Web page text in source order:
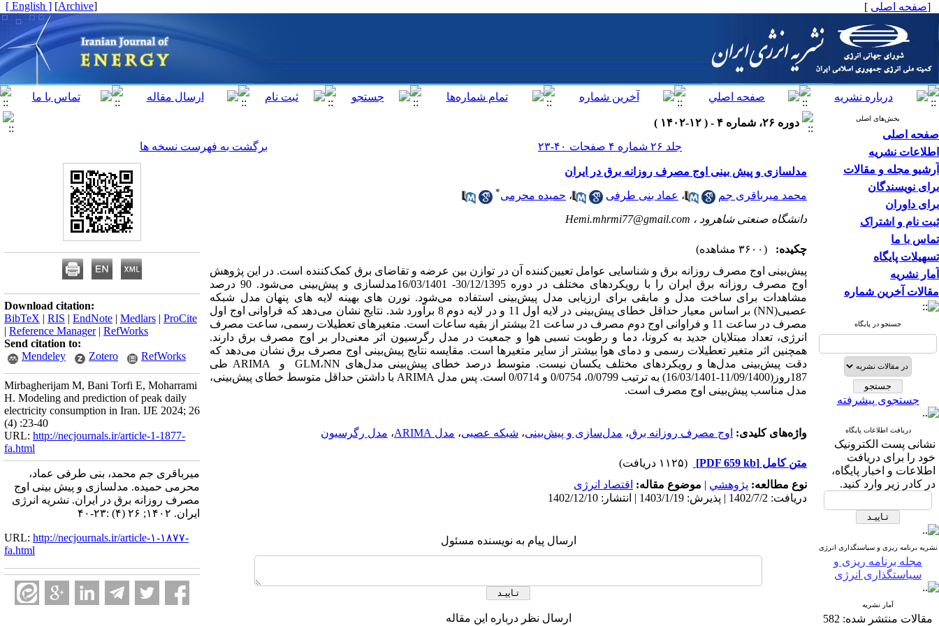
[صفحه اصلی ]
[
Archive
]
[ English ]
بخش‌های اصلی
صفحه اصلی
اطلاعات نشریه
آرشیو مجله و مقالات
برای نویسندگان
برای داوران
ثبت نام و اشتراک
تماس با ما
تسهیلات پایگاه
آمار نشریه
مقالات آخرین شماره
جستجو در پایگاه
جستجوی پیشرفته
دریافت اطلاعات پایگاه
نشانی پست الکترونیک
خود را برای دریافت
اطلاعات و اخبار پایگاه،
در کادر زیر وارد کنید.
نشریه برنامه ریزی و سیاستگذاری انرژی
مجله برنامه ریزی و
سیاستگذاری انرژی
آمار نشریه
مقالات منتشر شده: 582
دوره ۲۶، شماره ۴ - ( ۱۲-۱۴۰۲ )
جلد ۲۶ شماره ۴ صفحات ۴۰-۲۳
برگشت به فهرست نسخه ها
مدلسازی و پیش بینی اوج مصرف روزانه برق در ایران
محمد میرباقری جم ، عماد بنی طرفی ، حمیده محرمی*
دانشگاه صنعتی شاهرود ، Hemi.mhrmi77@gmail.com
چکیده:
(۳۶۰۰ مشاهده)
پیش‌بینی اوج مصرف روزانه برق و شناسایی عوامل تعیین‌کننده آن در توازن بین عرضه و تقاضای برق کمک‌کننده است. در این پژوهش
اوج مصرف روزانه برق ایران را با رویکردهای مختلف در دوره 30/12/1395- 16/03/1401مدلسازی و پیش‌بینی‌ می‌شود. 90 درصد
مشاهدات برای ساخت مدل و مابقی برای ارزیابی مدل پیش‌بینی استفاده می‌شود. نورن های بهینه لایه های پنهان مدل شبکه
عصبی(NN
) بر اساس معیار حداقل خطای پیش‌بینی در لایه اول 11 و در لایه دوم 8 برآورد شد. نتایج نشان می‌دهد که فراوانی اوج اول
مصرف در ساعت 11 و فراوانی اوج دوم مصرف در ساعت 21 بیشتر از بقیه ساعات است. متغیرهای تعطیلات رسمی، ساعت مصرف
انرژی، تعداد مبتلایان جدید به کرونا، دما و رطوبت نسبی هوا و جمعیت در مدل رگرسیون اثر معنی‌دار بر اوج مصرف برق‌ دارند.
همچنین اثر متغیر تعطیلات رسمی و دمای هوا بیشتر از سایر متغیرها است. مقایسه نتایج پیش‌بینی اوج مصرف برق نشان می‌دهد که
دقت پیش‌بینی مدل‌ها و رویکردهای مختلف یکسان نیست. متوسط درصد خطای پیش‌بینی مدل‌های
GLM،NN و ARIMA طی
187روز(11/09/1400-16/03/1401) به ترتیب
0/0799، 0/0754 و 0/0714 است. پس مدل
با داشتن حداقل متوسط خطای پیش‌بینی،
مدل مناسب پیش‌بینی اوج مصرف است.
واژه‌های کلیدی: اوج مصرف روزانه برق، مدل‌سازی و پیش‌بینی، شبکه عصبی، مدل ARIMA ، مدل رگرسیون
متن کامل [PDF 659 kb]
(۱۱۲۵ دریافت)
نوع مطالعه: پژوهشي | موضوع مقاله: اقتصاد انرژی
دریافت: 1402/7/2 | پذیرش: 1403/1/19 | انتشار: 1402/12/10
ارسال پیام به نویسنده مسئول
ارسال نظر درباره این مقاله
Download citation:
BibTeX | RIS | EndNote | Medlars | ProCite
| Reference Manager| RefWorks
Send citation to:
Mendeley
Zotero RefWorks
Mirbagherijam M, Bani Torfi E, Moharrami
H. Modeling and prediction of peak daily
electricity consumption in Iran. IJE 2024; 26
(4) :23-40
URL: http://necjournals.ir/article-1-1877-
fa.html
میرباقری جم محمد، بنی طرفی عماد،
محرمی حمیده. مدلسازی و پیش بینی اوج
مصرف روزانه برق در ایران. نشریه انرژی
ایران. ۱۴۰۲; ۲۶ (۴) :۲۳-۴۰
URL: http://necjournals.ir/article-۱-۱۸۷۷-
fa.html